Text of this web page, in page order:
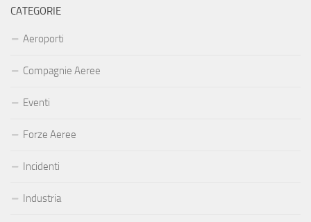
CATEGORIE
Aeroporti
Compagnie Aeree
Eventi
Forze Aeree
Incidenti
Industria